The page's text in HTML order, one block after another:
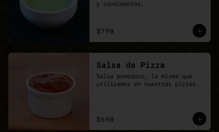
y condimentos.
$790
Salsa de Pizza
Salsa pomodoro, la misma que
utilizamos en nuestras pizzas.
$690